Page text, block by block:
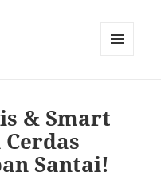
& Smart
Santai!